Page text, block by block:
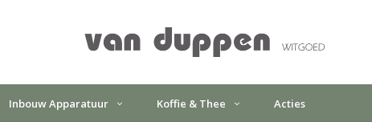
Inbouw Apparatuur Koffie & Thee Acties